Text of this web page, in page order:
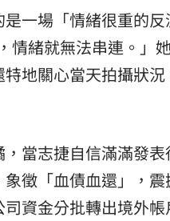
一場「情緒很重的
情緒就無法串連。」
地關心當天拍攝狀
當志捷自信滿滿發
徵「血債血還」，
資金分批轉出境外